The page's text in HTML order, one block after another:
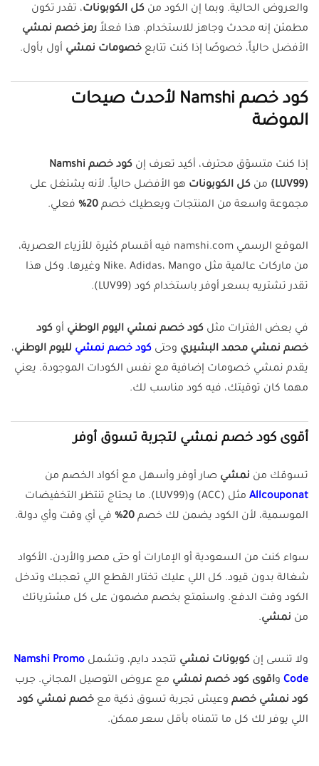
والعروض الحالية. وبما إن الكود من كل الكوبونات، تقدر تكون
مطمئن إنه محدث وجاهز للاستخدام. هذا فعلاً رمز خصم نمشي
الأفضل حالياً، خصوصًا إذا كنت تتابع خصومات نمشي أول بأول.
كود خصم Namshi لأحدث صيحات
الموضة
إذا كنت متسوّق محترف، أكيد تعرف إن
كود خصم Namshi
(LUV99) من كل الكوبونات هو الأفضل حالياً. لأنه يشتغل على
مجموعة واسعة من المنتجات ويعطيك خصم 20% فعلي.
الموقع الرسمي namshi.com فيه أقسام كثيرة للأزياء العصرية،
من ماركات عالمية مثل Nike، Adidas، Mango وغيرها. وكل هذا
تقدر تشتريه بسعر أوفر باستخدام كود (LUV99).
في بعض الفترات مثل كود خصم نمشي اليوم الوطني أو كود
خصم نمشي محمد البشيري وحتى كود خصم نمشي لليوم الوطني،
يقدم نمشي خصومات إضافية مع نفس الكودات الموجودة. يعني
مهما كان توقيتك، فيه كود مناسب لك.
أقوى كود خصم نمشي لتجربة تسوق أوفر
تسوقك من نمشي صار أوفر وأسهل مع أكواد الخصم من
Allcouponat
مثل (ACC) و(LUV99). ما يحتاج تنتظر التخفيضات
الموسمية، لأن الكود يضمن لك خصم 20% في أي وقت وأي دولة.
سواء كنت من السعودية أو الإمارات أو حتى مصر والأردن، الأكواد
شغالة بدون قيود. كل اللي عليك تختار القطع اللي تعجبك وتدخل
الكود وقت الدفع. واستمتع بخصم مضمون على كل مشترياتك
من نمشي.
ولا تنسى إن كوبونات نمشي تتجدد دايم، وتشمل Namshi Promo
Code واقوى كود خصم نمشي مع عروض التوصيل المجاني. جرب
كود نمشي خصم وعيش تجربة تسوق ذكية مع خصم نمشي كود
اللي يوفر لك كل ما تتمناه بأقل سعر ممكن.